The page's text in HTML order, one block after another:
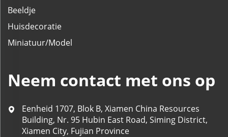
Beeldje
Huisdecoratie
Miniatuur/Model
Neem contact met ons op
Eenheid 1707, Blok B, Xiamen China Resources
Building, Nr. 95 Hubin East Road, Siming District,
Xiamen City, Fujian Province